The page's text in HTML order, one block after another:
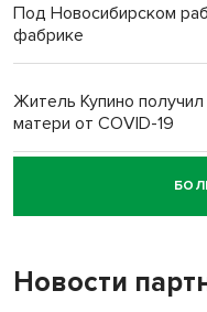
Под Новосибирском
фабрике
Житель Купино
матери от COVID-19
Новосибирский суд
пенсионерки на вокзале
«Мы живём на
терроризируют жителей
Новости